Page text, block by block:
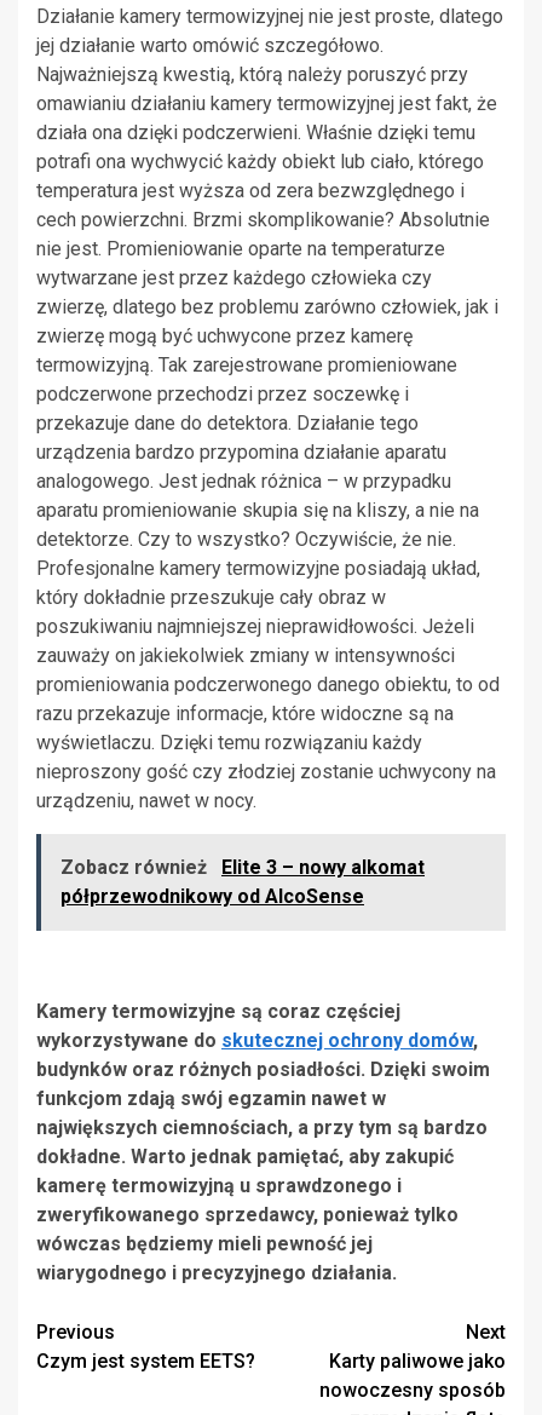
Działanie kamery termowizyjnej nie jest proste, dlatego
jej działanie warto omówić szczegółowo.
Najważniejszą kwestią, którą należy poruszyć przy
omawianiu działaniu kamery termowizyjnej jest fakt, że
działa ona dzięki podczerwieni. Właśnie dzięki temu
potrafi ona wychwycić każdy obiekt lub ciało, którego
temperatura jest wyższa od zera bezwzględnego i
cech powierzchni. Brzmi skomplikowanie? Absolutnie
nie jest. Promieniowanie oparte na temperaturze
wytwarzane jest przez każdego człowieka czy
zwierzę, dlatego bez problemu zarówno człowiek, jak i
zwierzę mogą być uchwycone przez kamerę
termowizyjną. Tak zarejestrowane promieniowane
podczerwone przechodzi przez soczewkę i
przekazuje dane do detektora. Działanie tego
urządzenia bardzo przypomina działanie aparatu
analogowego. Jest jednak różnica – w przypadku
aparatu promieniowanie skupia się na kliszy, a nie na
detektorze. Czy to wszystko? Oczywiście, że nie.
Profesjonalne kamery termowizyjne posiadają układ,
który dokładnie przeszukuje cały obraz w
poszukiwaniu najmniejszej nieprawidłowości. Jeżeli
zauważy on jakiekolwiek zmiany w intensywności
promieniowania podczerwonego danego obiektu, to od
razu przekazuje informacje, które widoczne są na
wyświetlaczu. Dzięki temu rozwiązaniu każdy
nieproszony gość czy złodziej zostanie uchwycony na
urządzeniu, nawet w nocy.
Zobacz również
Elite 3 – nowy alkomat
półprzewodnikowy od AlcoSense
Kamery termowizyjne są coraz częściej
wykorzystywane do skutecznej ochrony domów,
budynków oraz różnych posiadłości. Dzięki swoim
funkcjom zdają swój egzamin nawet w
największych ciemnościach, a przy tym są bardzo
dokładne. Warto jednak pamiętać, aby zakupić
kamerę termowizyjną u sprawdzonego i
zweryfikowanego sprzedawcy, ponieważ tylko
wówczas będziemy mieli pewność jej
wiarygodnego i precyzyjnego działania.
Continue
Reading
Previous
Czym jest system EETS?
Next
Karty paliwowe jako
nowoczesny sposób